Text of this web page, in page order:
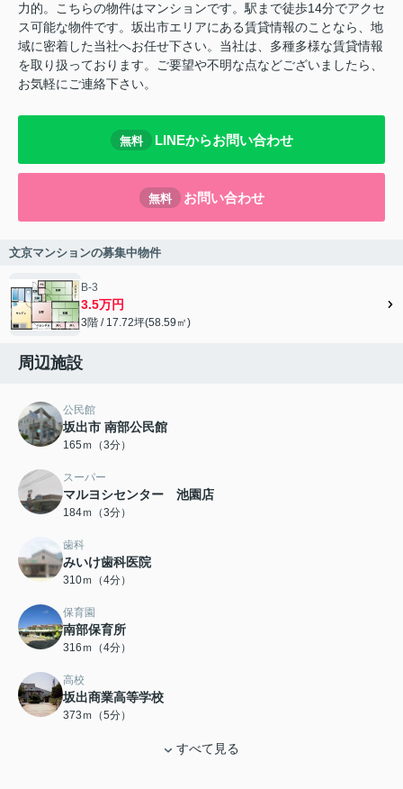
力的。こちらの物件はマンションです。駅まで徒歩14分でアクセ
ス可能な物件です。坂出市エリアにある賃貸情報のことなら、地
域に密着した当社へお任せ下さい。当社は、多種多様な賃貸情報
を取り扱っております。ご要望や不明な点などございましたら、
お気軽にご連絡下さい。
無料 LINEからお問い合わせ
無料 お問い合わせ
文京マンションの募集中物件
B-3
3.5万円
3階 / 17.72坪(58.59㎡)
周辺施設
公民館
坂出市 南部公民館
165ｍ（3分）
スーパー
マルヨシセンター 池園店
184ｍ（3分）
歯科
みいけ歯科医院
310ｍ（4分）
保育園
南部保育所
316ｍ（4分）
高校
坂出商業高等学校
373ｍ（5分）
すべて見る